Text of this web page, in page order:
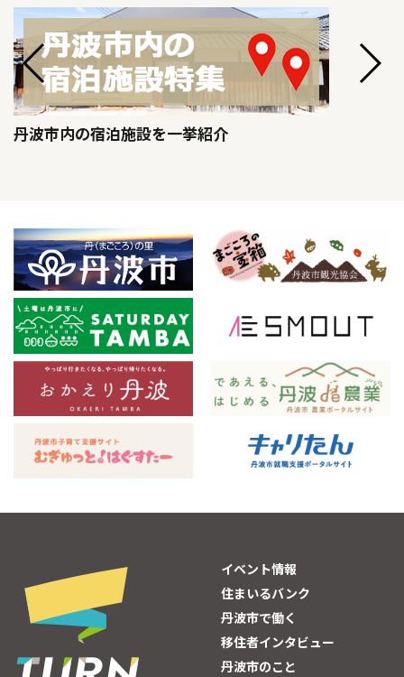
丹波市内の宿泊施設を一挙紹介
イベント情報
住まいるバンク
丹波市で働く
移住者インタビュー
丹波市のこと